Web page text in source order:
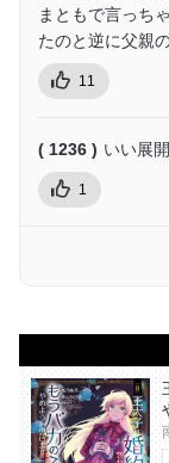
まともで言っち
たのと逆に父親
11
( 1236 ) いい展
1